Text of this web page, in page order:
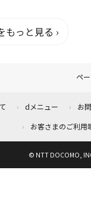
もっと見る ›
ペ
dメニュー お
お客さまのご利用
© NTT DOCOMO,